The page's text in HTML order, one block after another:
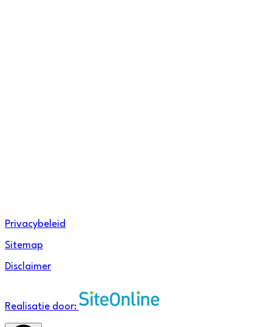
Privacybeleid
Sitemap
Disclaimer
Realisatie door: